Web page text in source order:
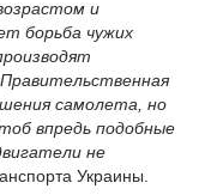
и
борьба чужих
самолета, но
впредь подобные
не
Украины.